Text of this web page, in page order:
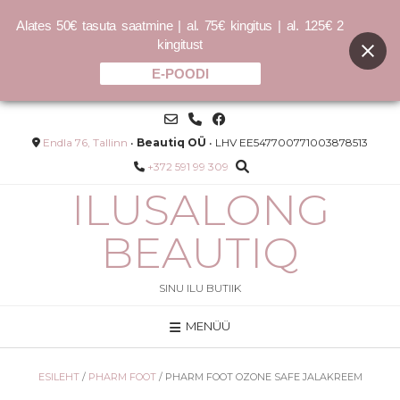
COCOCHOCO sulfaadivaba
palsam 150ml / 400ml
–
Skip
contentEndla 76, Tallinn • Beautiq OÜ • LHV EE547700771003878513
+372 591 99 309
ILUSALONG
BEAUTIQ
SINU ILU BUTIIK
MENÜÜ
ESILEHT/ PHARM FOOT/ PHARM FOOT OZONE SAFE JALAKREEM
Alates 50€ tasuta saatmine | al. 75€ kingitus | al. 125€ 2
kingitust
E-POODI